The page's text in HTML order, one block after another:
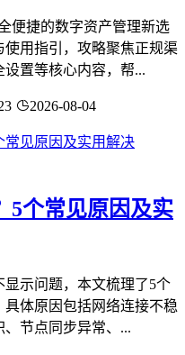
便捷的数字资产管理新选
用指引，攻略聚焦正规渠
置等核心内容，帮...
2026-08-04
5个常见原因及实
显示问题，本文梳理了5个
体原因包括网络连接不稳
节点同步异常、...